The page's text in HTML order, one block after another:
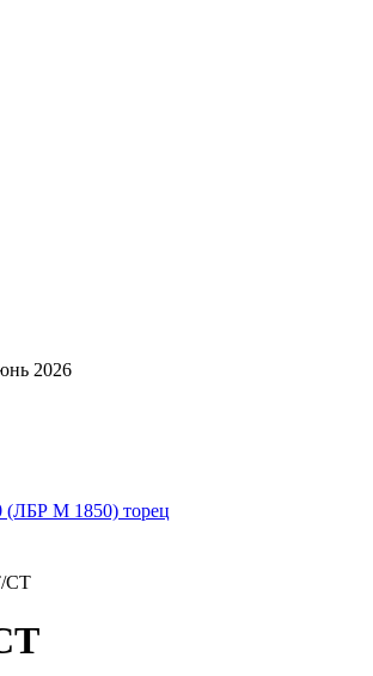
2026
(ЛБР М 1850) торец